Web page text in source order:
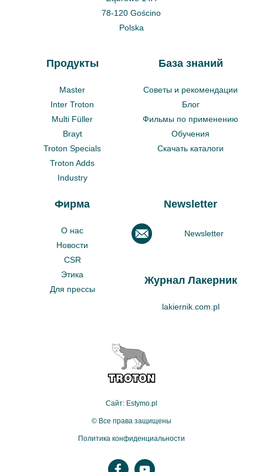
78-120 Gościno
Polska
Продукты
Master
Inter Troton
Multi Füller
Brayt
Troton Specials
Troton Adds
Industry
База знаний
Советы и рекомендации
Блог
Фильмы по применению
Обучения
Скачать каталоги
Фирма
О нас
Новости
CSR
Этика
Для прессы
Newsletter
Newsletter
Журнал Лакерник
lakiernik.com.pl
Сайт: Estymo.pl
© Все права защищены
Политика конфиденциальности